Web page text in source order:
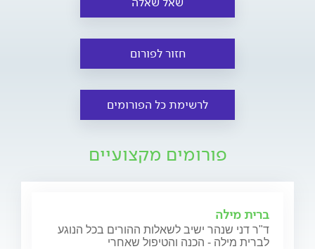
חזור לפורום
לרשימת כל הפורומים
פורומים מקצועיים
ברית מילה
ד"ר דני שנהר ישיב לשאלות ההורים בכל הנוגע
לברית מילה - הכנה והטיפול שאחרי